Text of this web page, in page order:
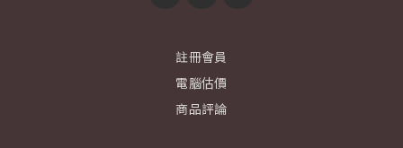
註冊會員
電腦估價
商品評論